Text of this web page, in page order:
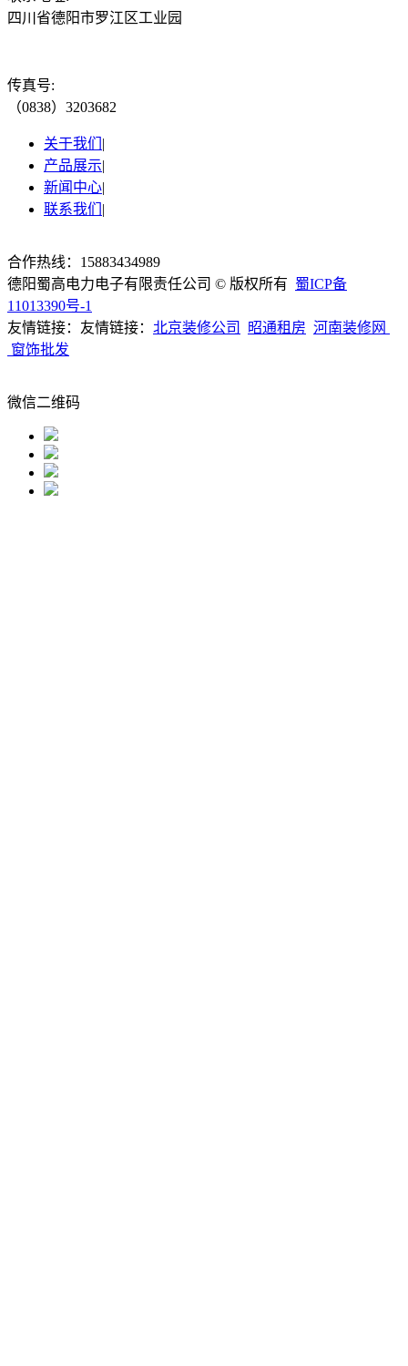
四川省德阳市罗江区工业园
传真号:
（0838）3203682
关于我们 |
产品展示|
新闻中心|
联系我们 |
合作热线：15883434989
德阳蜀高电力电子有限责任公司 © 版权所有 蜀ICP备
11013390号-1
友情链接：友情链接： 北京装修公司 昭通租房 河南装修网
窗饰批发
微信二维码